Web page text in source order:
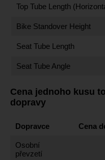
Top Tube Length
Bike Standover Height
Seat Tube Length
Seat Tube Angle
Cena jednoho kusu
dopravy
Dopravce Cena
Osobní
převzetí